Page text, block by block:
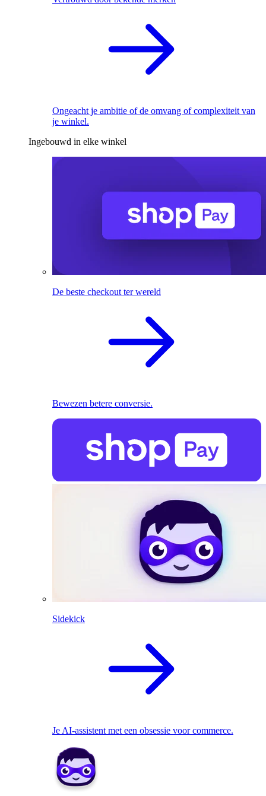
Ongeacht je ambitie of de omvang of complexiteit van
je winkel.
Ingebouwd in elke winkel
De beste checkout ter wereld
Bewezen betere conversie.
Sidekick
Je AI-assistent met een obsessie voor commerce.